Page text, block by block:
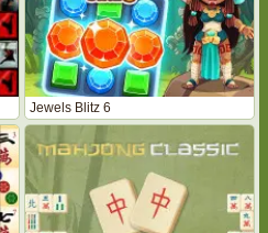
Jewels Blitz 6